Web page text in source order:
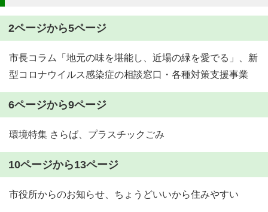
2ページから5ページ
市長コラム「地元の味を堪能し、近場の緑を愛でる」、新
型コロナウイルス感染症の相談窓口・各種対策支援事業
6ページから9ページ
環境特集 さらば、プラスチックごみ
10ページから13ページ
市役所からのお知らせ、ちょうどいいから住みやすい